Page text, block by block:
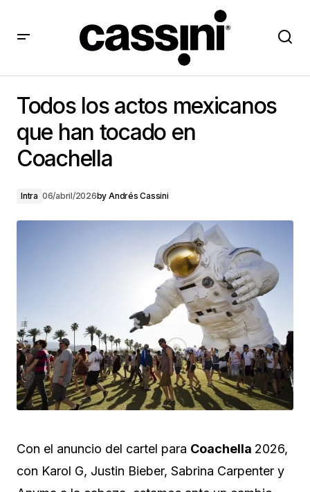
Coachella
Todos los actos mexicanos
que han tocado en
Coachella
Intra 06/abril/2026by Andrés Cassini
Con el anuncio del cartel para Coachella 2026,
con Karol G, Justin Bieber, Sabrina Carpenter y